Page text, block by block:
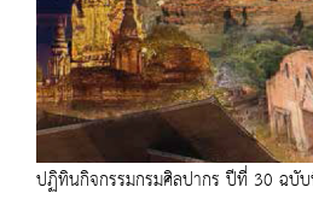
ปฏิทินกิจกรรมกรมศิลปากร ปีที่ 30 ฉบั